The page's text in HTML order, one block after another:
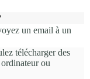
un email à un
télécharger des
ou